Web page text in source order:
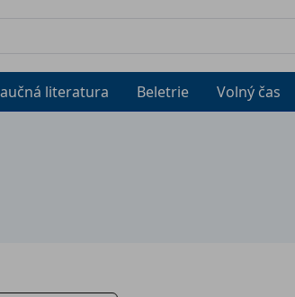
literatura Beletrie Volný čas